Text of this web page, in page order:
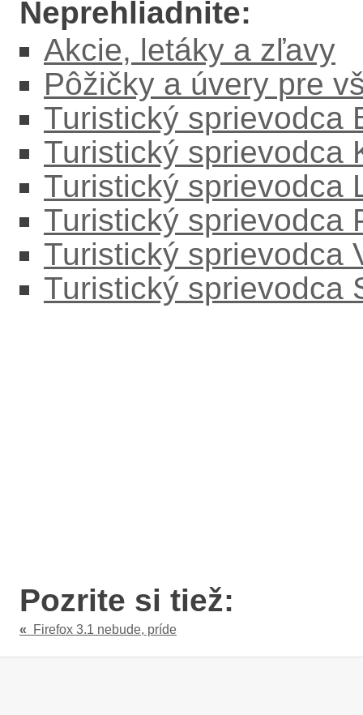
Neprehliadnite:
Akcie, letáky a zľavy
Pôžičky a úvery pre
Turistický sprievodca
Turistický sprievodca
Turistický sprievodca
Turistický sprievodca
Turistický sprievodca
Turistický sprievodca
Pozrite si tiež:
« Firefox 3.1 nebude, príde